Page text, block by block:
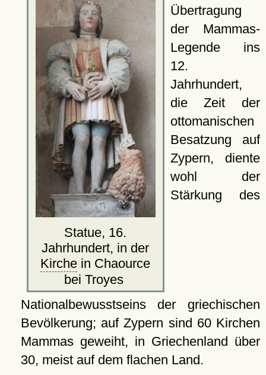
Statue, 16.
Jahrhundert, in der
Kirche in Chaource
bei Troyes
Übertragung
der Mammas-
Legende ins
12.
Jahrhundert,
die Zeit der
ottomanischen
Besatzung auf
Zypern, diente
wohl der
Stärkung des
Nationalbewusstseins der griechischen
Bevölkerung; auf Zypern sind 60 Kirchen
Mammas geweiht, in Griechenland über
30, meist auf dem flachen Land.